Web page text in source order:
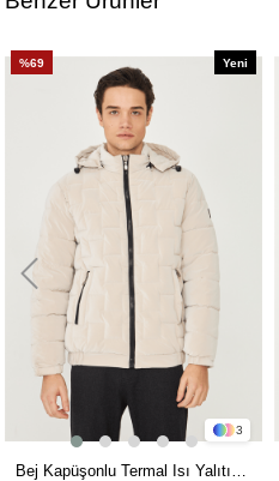
3
%69
Yeni
Bej Kapüşonlu Termal Isı Yalıtımlı